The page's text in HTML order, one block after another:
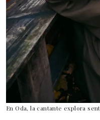
En Oda, la cantante explora